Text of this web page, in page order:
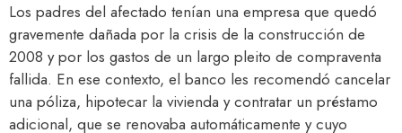
Los padres del afectado tenían una empresa que quedó
gravemente dañada por la crisis de la construcción de
2008 y por los gastos de un largo pleito de compraventa
fallida. En ese contexto, el banco les recomendó cancelar
una póliza, hipotecar la vivienda y contratar un préstamo
adicional, que se renovaba automáticamente y cuyo